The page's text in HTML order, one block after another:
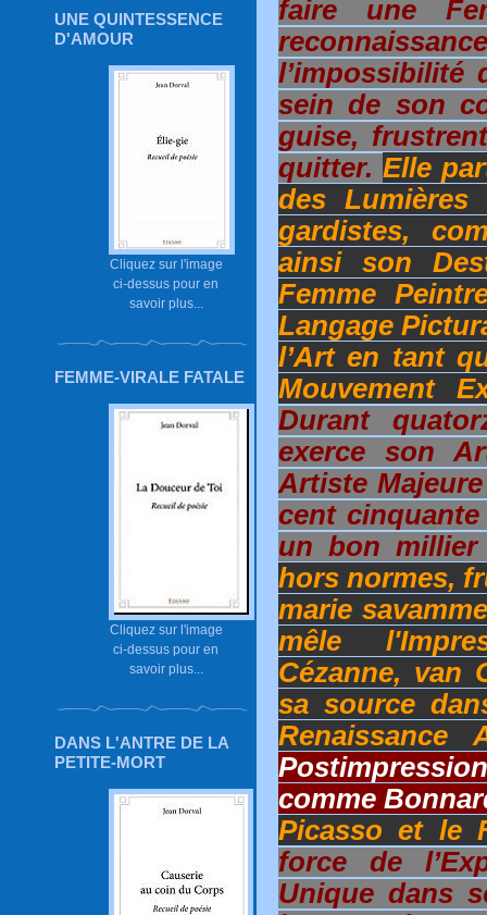
UNE QUINTESSENCE
D'AMOUR
Cliquez sur l'image
ci-dessus pour en
savoir plus...
FEMME-VIRALE FATALE
Cliquez sur l'image
ci-dessus pour en
savoir plus...
DANS L'ANTRE DE LA
PETITE-MORT
faire une
sein de son
guise,
quitter. Elle
des Lumières
gardistes,
ainsi son
Femme
Langage
l’Art en tant
Mouvement
Durant
exerce son
Artiste
cent
un bon
hors normes,
marie
mêle
Cézanne, van
sa source
Renaissance
comme
Picasso et le
force de
Unique dans